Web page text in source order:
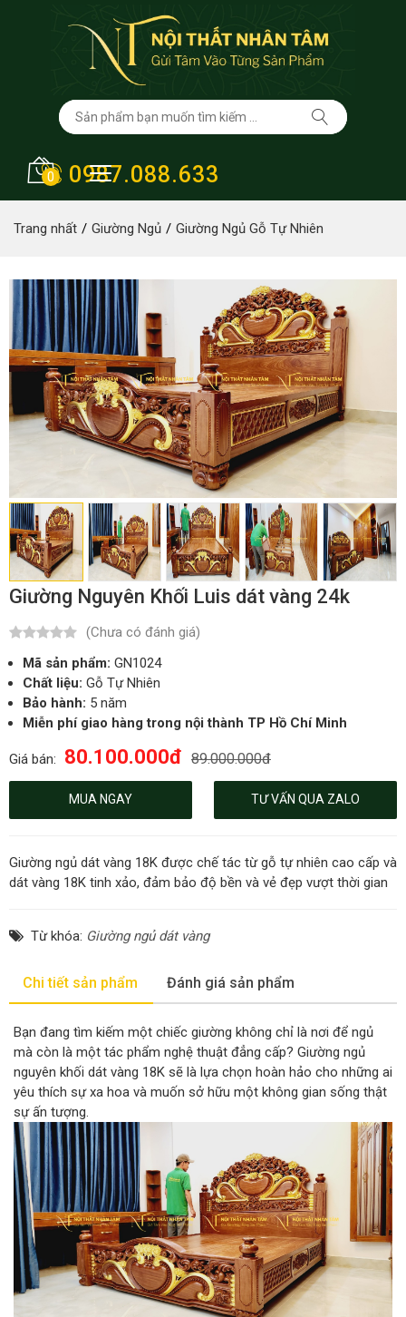
0987.088.633
0
Trang nhất Giường Ngủ Giường Ngủ Gỗ Tự Nhiên
Giường Nguyên Khối Luis dát vàng 24k
(Chưa có đánh giá)
Mã sản phẩm: GN1024
Chất liệu: Gỗ Tự Nhiên
Bảo hành: 5 năm
Miễn phí giao hàng trong nội thành TP Hồ Chí Minh
Giá bán: 80.100.000đ 89.000.000đ
MUA NGAY TƯ VẤN QUA ZALO
Giường ngủ dát vàng 18K được chế tác từ gỗ tự nhiên cao cấp và
dát vàng 18K tinh xảo, đảm bảo độ bền và vẻ đẹp vượt thời gian
Từ khóa: Giường ngủ dát vàng
Chi tiết sản phẩm Đánh giá sản phẩm
Bạn đang tìm kiếm một chiếc giường không chỉ là nơi để ngủ
mà còn là một tác phẩm nghệ thuật đẳng cấp? Giường ngủ
nguyên khối dát vàng 18K sẽ là lựa chọn hoàn hảo cho những ai
yêu thích sự xa hoa và muốn sở hữu một không gian sống thật
sự ấn tượng.